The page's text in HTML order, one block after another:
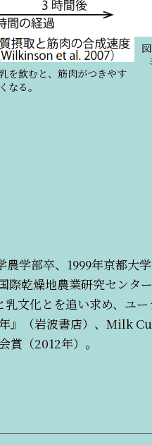
を飲むと、筋肉がつきやす
くなる。
学部卒、1999年京都大
乾燥地農業研究センタ
文化とを追い求め、ユ
』（岩波書店）、Milk
（2012年）。